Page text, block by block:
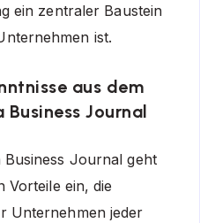
ein zentraler Baustein
ist.
aus dem
Journal
Business Journal geht
Vorteile ein, die
Unternehmen jeder